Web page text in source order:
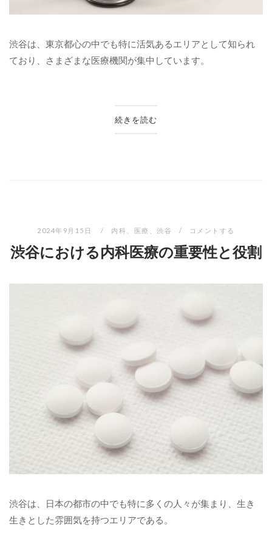
渋谷は、東京都心の中でも特に活気あるエリアとして知られ
ており、さまざまな医療機関が集中しています。
続きを読む
2024年9月15日 内科 医療 、渋谷 コメントする
渋谷における内科医療の重要性と役割
渋谷は、日本の都市の中でも特に多くの人々が集まり、生き
生きとした雰囲気を持つエリアである。